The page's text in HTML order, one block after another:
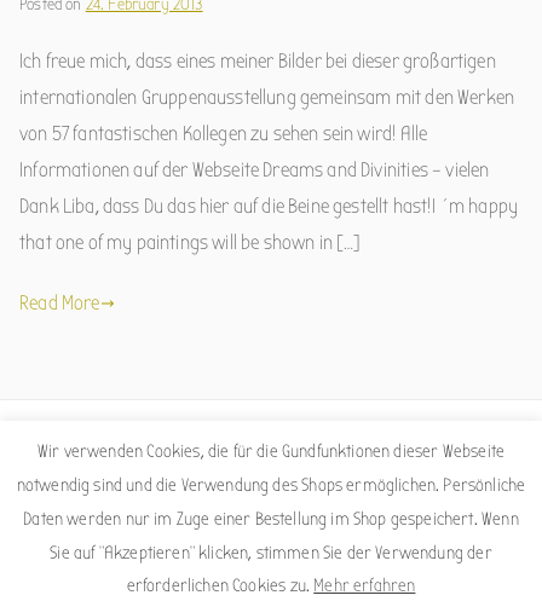
Posted on 24. February 2013
Ich freue mich, dass eines meiner Bilder bei dieser großartigen
internationalen Gruppenausstellung gemeinsam mit den Werken
von 57 fantastischen Kollegen zu sehen sein wird! Alle
Informationen auf der Webseite Dreams and Divinities – vielen
Dank Liba, dass Du das hier auf die Beine gestellt hast!I´m happy
that one of my paintings will be shown in […]
Read More
Facebook
Instagram
Wir verwenden Cookies, die für die Gundfunktionen dieser Webseite
notwendig sind und die Verwendung des Shops ermöglichen. Persönliche
Daten werden nur im Zuge einer Bestellung im Shop gespeichert. Wenn
Sie auf "Akzeptieren" klicken, stimmen Sie der Verwendung der
erforderlichen Cookies zu. Mehr erfahren